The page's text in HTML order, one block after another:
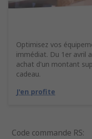
Optimisez vos
immédiat. Du 1er avril
achat d'un montant
cadeau.
J'en profite
Code commande RS: